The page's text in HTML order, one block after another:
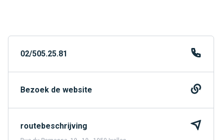
02/505.25.81
Bezoek de website
routebeschrijving